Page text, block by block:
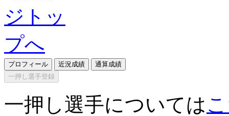
プロフィール 近況成績
通算成績
一押し選手登録
一押し選手については